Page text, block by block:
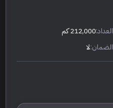
العداد:212,000 كم
الضمان:لا